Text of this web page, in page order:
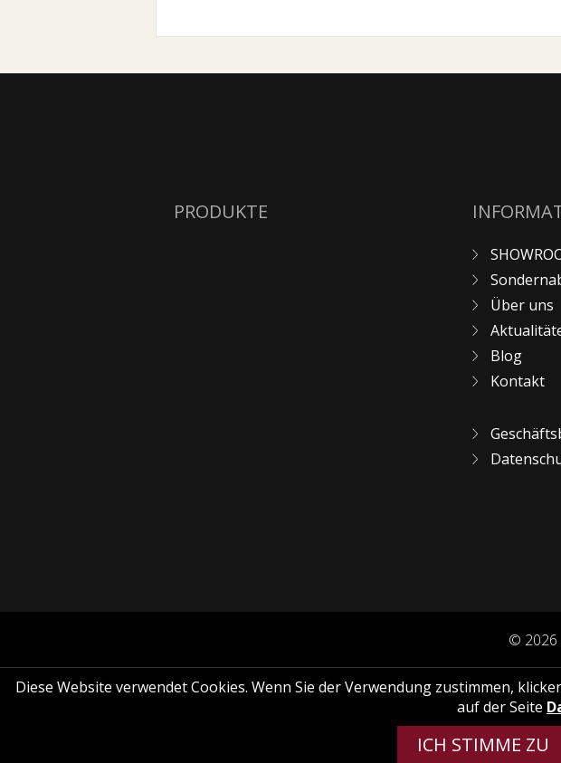
PRODUKTE
Über uns
Blog
Kontakt
© 2026
Diese Website verwendet Cookies. Wenn Sie der Verwendung zustimmen,
auf der Seite